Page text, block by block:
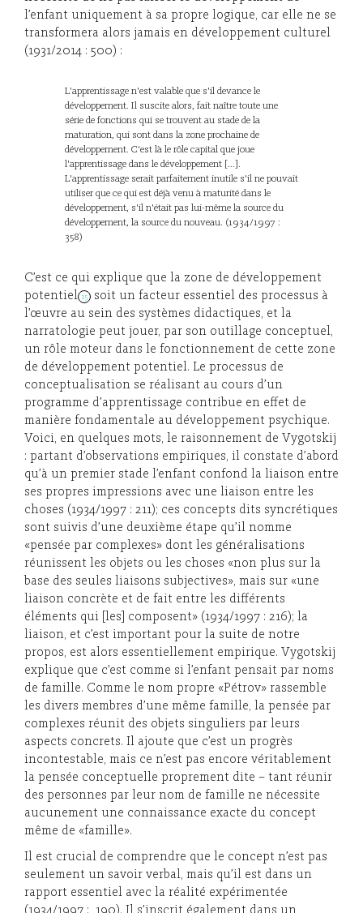
l’enfant uniquement à sa propre logique, car elle ne se
transformera alors jamais en développement culturel
(1931/2014 : 500) :
L'apprentissage n'est valable que s'il devance le
développement. Il suscite alors, fait naître toute une
série de fonctions qui se trouvent au stade de la
maturation, qui sont dans la zone prochaine de
développement. C'est là le rôle capital que joue
l'apprentissage dans le développement [...].
L'apprentissage serait parfaitement inutile s'il ne pouvait
utiliser que ce qui est déjà venu à maturité dans le
développement, s'il n'était pas lui-même la source du
développement, la source du nouveau. (1934/1997 :
358)
C’est ce qui explique que la zone de développement
potentiel 15
soit un facteur essentiel des processus à
l’œuvre au sein des systèmes didactiques, et la
narratologie peut jouer, par son outillage conceptuel,
un rôle moteur dans le fonctionnement de cette zone
de développement potentiel. Le processus de
conceptualisation se réalisant au cours d’un
programme d’apprentissage contribue en effet de
manière fondamentale au développement psychique.
Voici, en quelques mots, le raisonnement de Vygotskij
: partant d’observations empiriques, il constate d’abord
qu’à un premier stade l’enfant confond la liaison entre
ses propres impressions avec une liaison entre les
choses (1934/1997 : 211); ces concepts dits syncrétiques
sont suivis d’une deuxième étape qu’il nomme
«pensée par complexes» dont les généralisations
réunissent les objets ou les choses «non plus sur la
base des seules liaisons subjectives», mais sur «une
liaison concrète et de fait entre les différents
éléments qui [les] composent» (1934/1997 : 216); la
liaison, et c’est important pour la suite de notre
propos, est alors essentiellement empirique. Vygotskij
explique que c’est comme si l’enfant pensait par noms
de famille. Comme le nom propre «Pétrov» rassemble
les divers membres d’une même famille, la pensée par
complexes réunit des objets singuliers par leurs
aspects concrets. Il ajoute que c’est un progrès
incontestable, mais ce n’est pas encore véritablement
la pensée conceptuelle proprement dite – tant réunir
des personnes par leur nom de famille ne nécessite
aucunement une connaissance exacte du concept
même de «famille».
Il est crucial de comprendre que le concept n’est pas
seulement un savoir verbal, mais qu’il est dans un
rapport essentiel avec la réalité expérimentée